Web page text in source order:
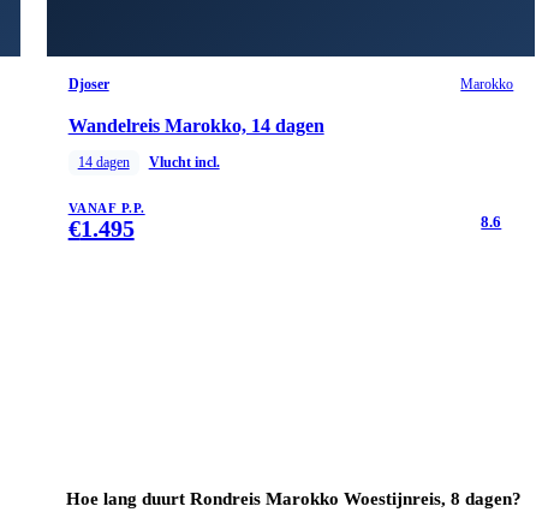
Djoser Marokko
Wandelreis Marokko, 14 dagen
14dagen Vlucht incl.
VANAF P.P.
€1.495 8.6
Hoe lang duurt Rondreis Marokko Woestijnreis, 8 dagen?